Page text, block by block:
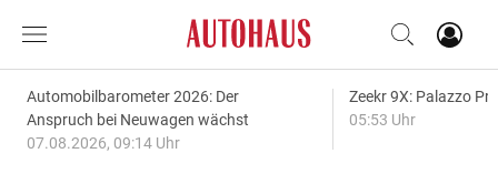
Automobilbarometer 2026: Der
Anspruch bei Neuwagen wächst
07.08.2026, 09:14 Uhr
Zeekr 9X: Palazzo
05:53 Uhr